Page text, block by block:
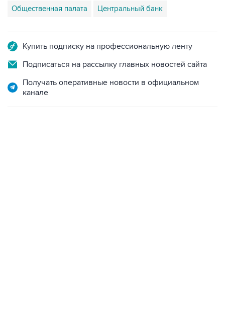
Общественная палата Центральный банк
Купить подписку на профессиональную ленту
Подписаться на рассылку главных новостей сайта
Получать оперативные новости в официальном
канале